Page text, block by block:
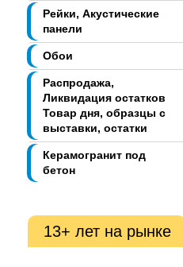
Рейки, Акустические
панели
Обои
Распродажа,
Ликвидация остатков
Товар дня, образцы с
выставки, остатки
Керамогранит под
бетон
13+ лет на рынке